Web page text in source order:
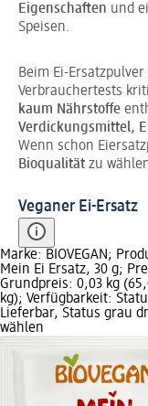
Eigenschaften und
Speisen.
Beim Ei-
Verbrauchertests
kaum Nährstoffe
Verdickungsmittel,
Wenn schon
Bioqualität zu
Veganer Ei-Ersatz
Marke: BIOVEGAN;
Mein Ei Ersatz, 30 g;
Grundpreis: 0,03 kg
kg); Verfügbarkeit:
Lieferbar, Status grau
wählen